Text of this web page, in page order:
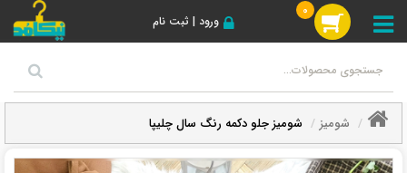
ورود | ثبت نام
0
شومیز شومیز جلو دکمه رنگ سال چلیپا